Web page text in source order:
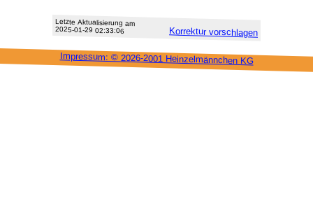
Letzte Aktu­alisie­rung am
2025-01-29 02:33:06 Korrektur vor­schlagen
Impressum: © 2026-2001 Heinzel­männchen KG